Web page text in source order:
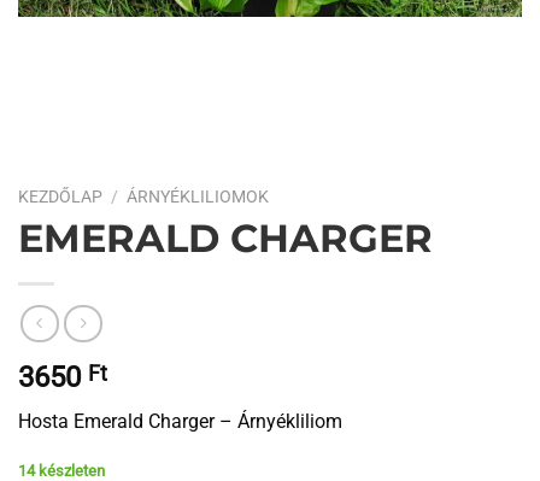
KEZDŐLAP / ÁRNYÉKLILIOMOK
EMERALD CHARGER
3650 Ft
Hosta Emerald Charger – Árnyékliliom
14 készleten